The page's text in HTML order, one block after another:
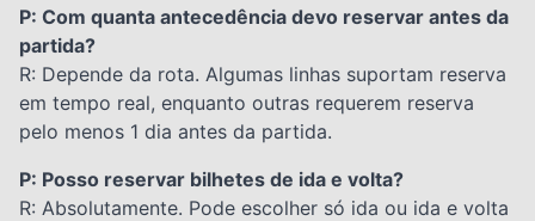
P: Com quanta antecedência devo reservar antes da
partida?
R: Depende da rota. Algumas linhas suportam reserva
em tempo real, enquanto outras requerem reserva
pelo menos 1 dia antes da partida.
P: Posso reservar bilhetes de ida e volta?
R: Absolutamente. Pode escolher só ida ou ida e volta